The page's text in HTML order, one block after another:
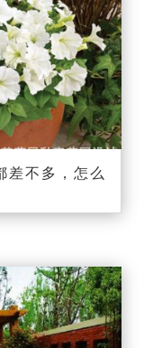
差不多，怎么